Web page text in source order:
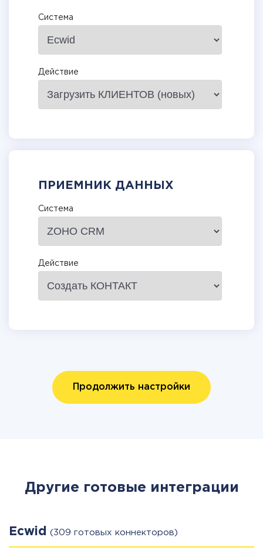
Система
Действие
ПРИЕМНИК ДАННЫХ
Система
Действие
Продолжить настройки
Другие готовые интеграции
Ecwid (309 готовых коннекторов)